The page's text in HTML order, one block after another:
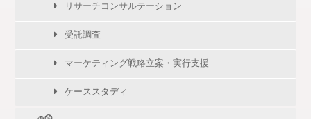
リサーチコンサルテーション
受託調査
マーケティング戦略立案・実行支援
ケーススタディ